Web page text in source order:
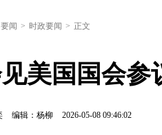
要闻 > 时政要闻 > 正文
美国国会参
编辑：杨柳 2026-05-08 09:46:02